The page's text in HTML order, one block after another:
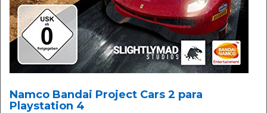
Namco Bandai Project Cars 2 para
Playstation 4